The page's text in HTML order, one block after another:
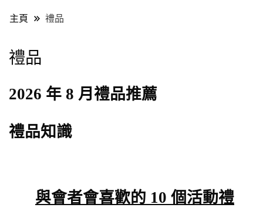
主頁 禮品
禮品
2026 年 8 月禮品推薦
禮品知識
與會者會喜歡的 10 個活動禮